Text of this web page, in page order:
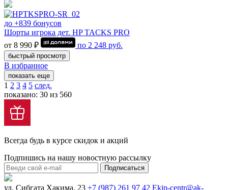
до +839 бонусов
Шорты игрока дет. HP TACKS PRO
от 8 990 ₽
по 2 248 руб.
быстрый просмотр
В избранное
показать еще
1 2 3 4 5 след.
показано: 30 из 560
Всегда будь в курсе скидок и акций
Подпишись на нашу новостную рассылку
Подписаться
ул. Сибгата Хакима, 23 +7 (987) 261 97 42 Ekip-centr@ak-